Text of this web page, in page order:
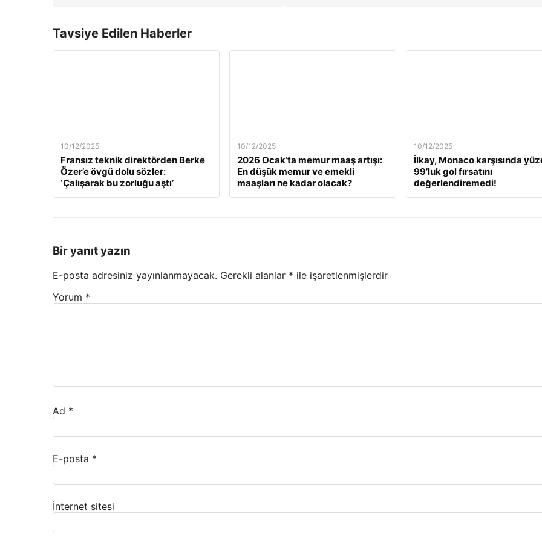
Tavsiye Edilen Haberler
10/12/2025
Fransız teknik direktörden Berke
Özer’e övgü dolu sözler:
‘Çalışarak bu zorluğu aştı’
10/12/2025
2026 Ocak’ta memur maaş artışı:
En düşük memur ve emekli
maaşları ne kadar olacak?
10/12/2025
İlkay, Monaco karşısında
99’luk gol fırsatını
değerlendiremedi!
Bir yanıt yazın
E-posta adresiniz yayınlanmayacak. Gerekli alanlar * ile işaretlenmişlerdir
Yorum *
Ad *
E-posta *
İnternet sitesi